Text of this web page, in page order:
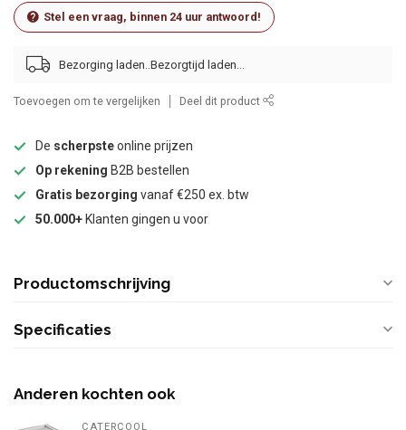
Stel een vraag, binnen 24 uur antwoord!
Bezorging laden..
Toevoegen om te vergelijken Deel dit product
De scherpsteonline prijzen
Op rekening B2B bestellen
Gratis bezorging vanaf €250 ex. btw
50.000+ Klanten gingen u voor
Productomschrijving
Specificaties
Anderen kochten ook
CATERCOOL